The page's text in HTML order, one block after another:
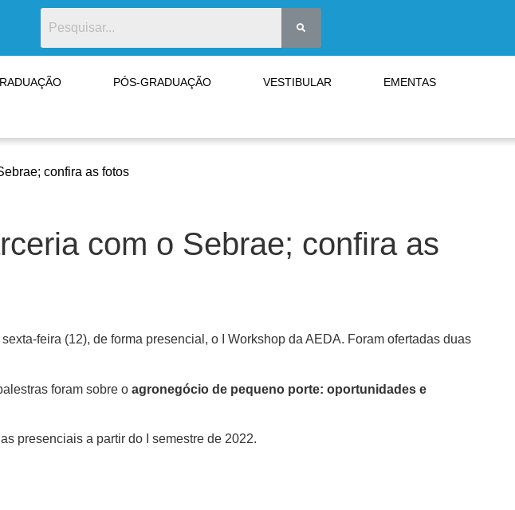
PÓS-GRADUAÇÃO VESTIBULAR EMENTAS
confira as fotos
com o Sebrae; confira as
feira (12), de forma presencial, o I Workshop da AEDA. Foram ofertadas duas
foram sobre o agronegócio de pequeno porte: oportunidades e
presenciais a partir do I semestre de 2022.